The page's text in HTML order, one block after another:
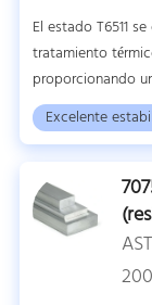
El estado T6511
tratamiento
proporcionando
Excelente